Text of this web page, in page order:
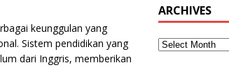
keunggulan yang
Sistem pendidikan yang
dari Inggris, memberikan
ARCHIVES